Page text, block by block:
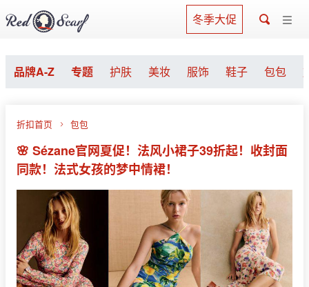
冬季大促
品牌A-Z 专题 护肤 美妆 服饰 鞋子 包包
折扣首页 包包
🌸 Sézane官网夏促！法风小裙子39折起！收封面
同款！法式女孩的梦中情裙！